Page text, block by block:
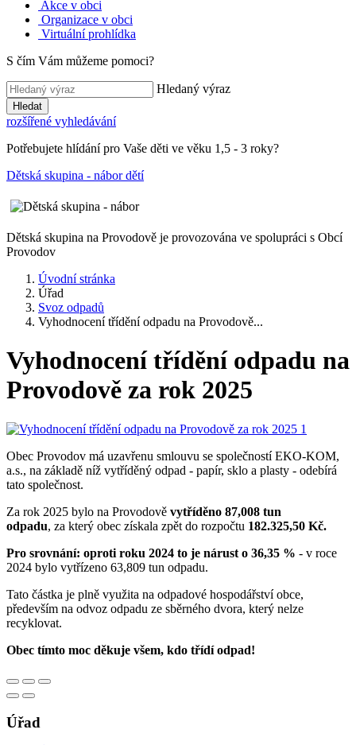
Akce v obci
Organizace v obci
Virtuální prohlídka
S čím Vám můžeme pomoci?
Hledaný výraz
Hledat
rozšířené vyhledávání
Potřebujete hlídání pro Vaše děti ve věku 1,5 - 3 roky?
Dětská skupina - nábor dětí
Dětská skupina na Provodově je provozována ve spolupráci s Obcí
Provodov
Úvodní stránka
Úřad
Svoz odpadů
Vyhodnocení třídění odpadu na Provodově...
Vyhodnocení třídění odpadu na
Provodově za rok 2025
Obec Provodov má uzavřenu smlouvu se společností EKO-KOM,
a.s., na základě níž vytříděný odpad - papír, sklo a plasty - odebírá
tato společnost.
Za rok 2025 bylo na Provodově vytříděno 87,008 tun
odpadu, za který obec získala zpět do rozpočtu 182.325,50 Kč.
Pro srovnání: oproti roku 2024 to je nárust o 36,35 % - v roce
2024 bylo vytřízeno 63,809 tun odpadu.
Tato částka je plně využita na odpadové hospodářství obce,
především na odvoz odpadu ze sběrného dvora, který nelze
recyklovat.
Obec tímto moc děkuje všem, kdo třídí odpad!
Úřad